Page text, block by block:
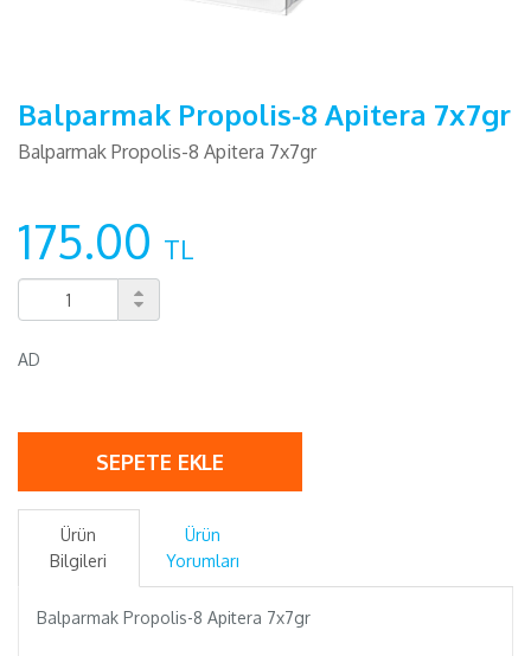
Balparmak Propolis-8 Apitera 7x7gr
Balparmak Propolis-8 Apitera 7x7gr
175.00 TL
AD
SEPETE EKLE
Ürün
Bilgileri
Ürün
Yorumları
Balparmak Propolis-8 Apitera 7x7gr